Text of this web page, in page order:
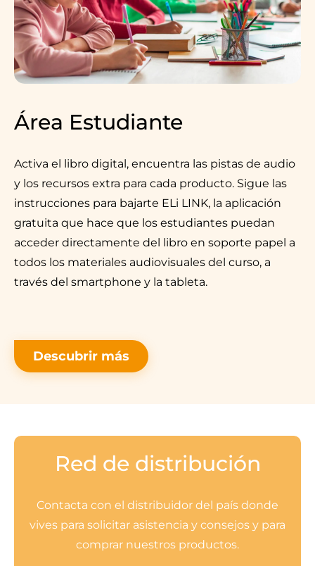
Área Estudiante
Activa el libro digital, encuentra las pistas de audio
y los recursos extra para cada producto. Sigue las
instrucciones para bajarte ELi LINK, la aplicación
gratuita que hace que los estudiantes puedan
acceder directamente del libro en soporte papel a
todos los materiales audiovisuales del curso, a
través del smartphone y la tableta.
Descubrir más
Red de distribución
Contacta con el distribuidor del país donde
vives para solicitar asistencia y consejos y para
comprar nuestros productos.